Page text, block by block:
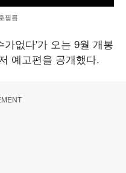
필름
없다'가 오는 9월 개봉
예고편을 공개했다.